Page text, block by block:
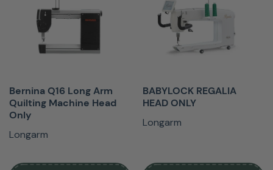
Bernina Q16 Long Arm
Quilting Machine Head
Only
Longarm
BABYLOCK REGALIA
HEAD ONLY
Longarm